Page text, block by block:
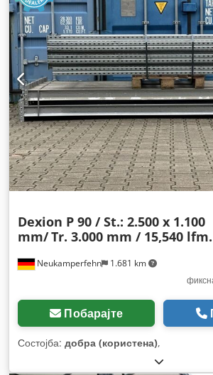
Neukamperfehn 1.681 km
Dexion P 90 / St.: 2.500 x 1.100
mm/Tr. 3.000 mm / 15,540 lfm.
Побарајте
Состојба: добра (користена),